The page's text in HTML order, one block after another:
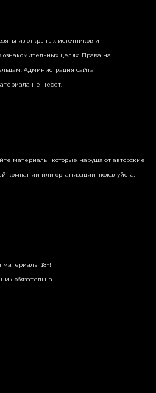
из открытых источников и
ознакомительных целях. Права на
Администрация сайта
не несет.
материалы, которые нарушают авторские
или организации, пожалуйста,
материалы 18+!
обязательна.